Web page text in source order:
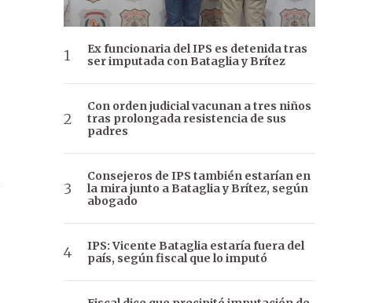
Ex funcionaria del IPS es detenida tras
ser imputada con Bataglia y Brítez
Con orden judicial vacunan a tres niños
tras prolongada resistencia de sus
padres
Consejeros de IPS también estarían en
la mira junto a Bataglia y Brítez, según
abogado
IPS: Vicente Bataglia estaría fuera del
país, según fiscal que lo imputó